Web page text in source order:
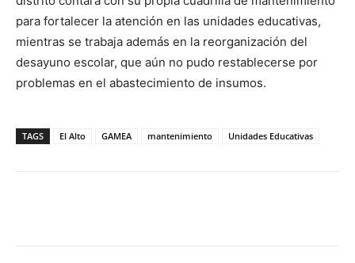
para fortalecer la atención en las unidades educativas,
mientras se trabaja además en la reorganización del
desayuno escolar, que aún no pudo restablecerse por
problemas en el abastecimiento de insumos.
TAGS El Alto GAMEA mantenimiento Unidades Educativas